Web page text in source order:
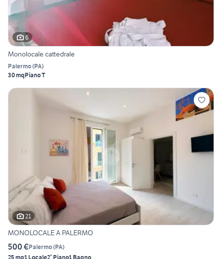
6
Monolocale cattedrale
Palermo(PA)
30 mqPiano T
21
MONOLOCALE A PALERMO
500 €Palermo(PA)
25 mq1 Locale2° Piano1 Bagno